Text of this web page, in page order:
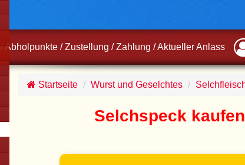
/Abholpunkte / Zustellung / Zahlung /Aktueller Anlass
Startseite Wurst und Geselchtes
Selchspeck